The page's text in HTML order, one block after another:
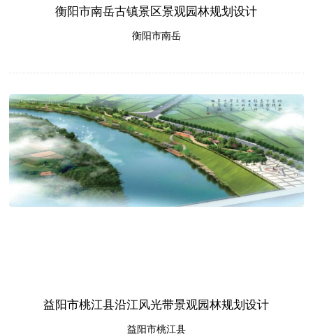
衡阳市南岳古镇景区景观园林规划设计
衡阳市南岳
益阳市桃江县沿江风光带景观园林规划设计
益阳市桃江县